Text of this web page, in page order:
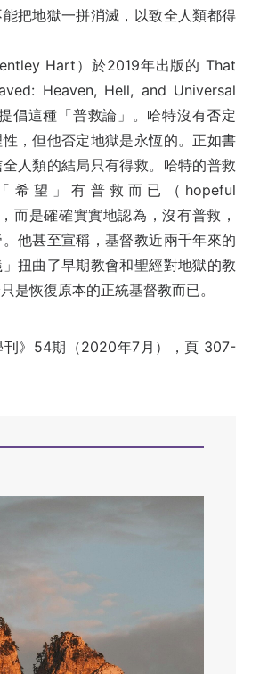
把地獄一拼消滅，以致全人類都得
Hart）於2019年出版的 That
Heaven, Hell, and Universal
倡這種「普救論」。哈特沒有否定
，但他否定地獄是永恆的。正如書
人類的結局只有得救。哈特的普救
希望」有普救而已（hopeful
而是確確實實地認為，沒有普救，
他甚至宣稱，基督教近兩千年來的
扭曲了早期教會和聖經對地獄的教
是恢復原本的正統基督教而已。
刊》54期（2020年7月），頁 307-